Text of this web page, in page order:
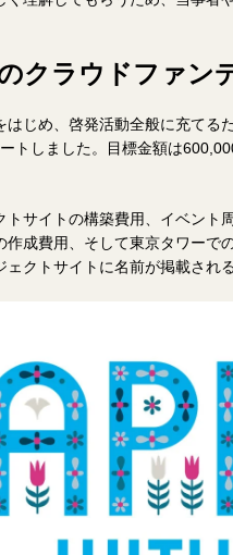
クラウドファン
はじめ、啓発活動全般に充てる
トしました。目標金額は
サイトの構築費用、イベント
作成費用、そして東京タワーで
クトサイトに名前が掲載され